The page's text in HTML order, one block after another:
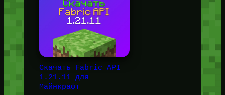
Скачать Fabric API
1.21.11 для
Майнкрафт